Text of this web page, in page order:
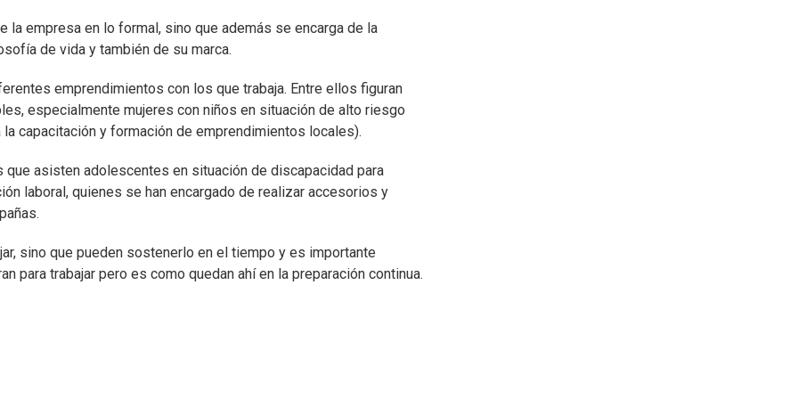
empresa en lo formal, sino que además se encarga de la
de vida y también de su marca.
emprendimientos con los que trabaja. Entre ellos figuran
especialmente mujeres con niños en situación de alto riesgo
la capacitación y formación de emprendimientos locales).
asisten adolescentes en situación de discapacidad para
laboral, quienes se han encargado de realizar accesorios y
sino que pueden sostenerlo en el tiempo y es importante
para trabajar pero es como quedan ahí en la preparación continua.